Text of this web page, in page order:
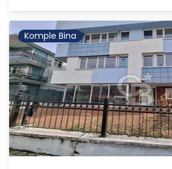
Komple Bina